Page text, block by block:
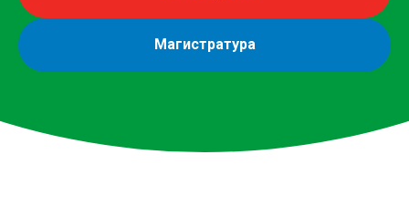
Магистратура